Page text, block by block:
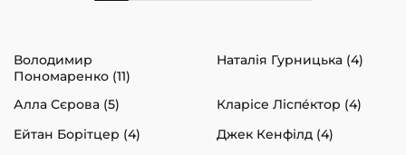
Володимир
Пономаренко (11)
Наталія Гурницька (4)
Алла Сєрова (5)
Кларісе Ліспéктор (4)
Ейтан Борітцер (4)
Джек Кенфілд (4)